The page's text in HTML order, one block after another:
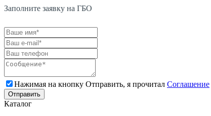
Заполните заявку на ГБО
Нажимая на кнопку Отправить, я прочитал Соглашение
Каталог